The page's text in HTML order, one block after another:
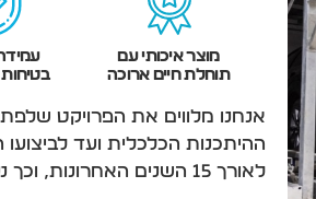
מוצר איכותי עם
תוחלת חיים ארוכה
אנחנו מלווים את הפרויקט
ההיתכנות הכלכלית ועד
לאורך 15 השנים האחרונות, וכך נעשה בכל פרויקט חדש.